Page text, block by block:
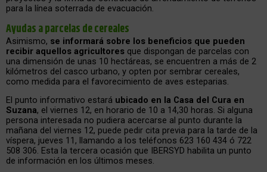
para la línea soterrada de evacuación.
Ayudas a parcelas de cereales
Asimismo, se informará sobre los beneficios que pueden
recibir aquellos agricultores que dispongan de parcelas con
una dimensión de unas 10 hectáreas, se encuentren a más de 2
kilómetros del casco urbano, y opten por sembrar cereales,
como medida para el favorecimiento de aves esteparias.
El punto informativo estará ubicado en la Casa del Cura en
Suzana, el viernes 12, en horario de 10 a 14,30 horas. Si alguna
persona interesada no pudiera acercarse al punto durante la
mañana del viernes 12, puede pedir cita previa para la tarde de la
víspera, jueves 11, llamando a los teléfonos 623 160 434 ó 722
508 306. Esta la tercera ocasión que IBERSYD habilita un punto
de información en los últimos meses.